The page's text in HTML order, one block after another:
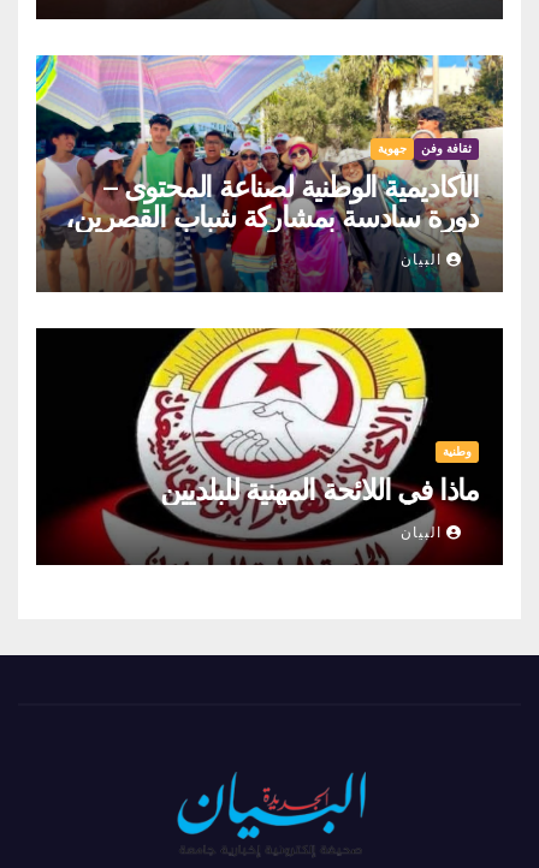
ثقافة وفن جهوية
الأكاديمية الوطنية لصناعة المحتوى –
دورة سادسة بمشاركة شباب القصرين،
المنستير والمهدية
البيان
وطنية
ماذا في اللائحة المهنية للبلديين
البيان